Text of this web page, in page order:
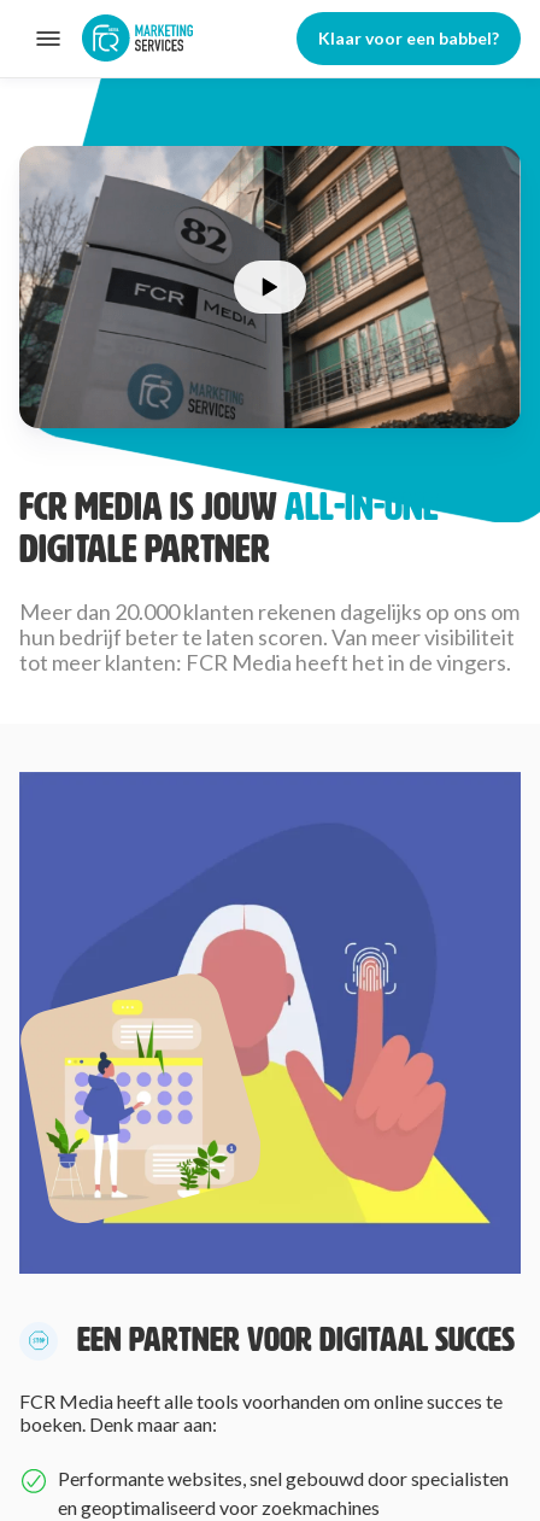
Klaar voor een babbel?
FCR Media is jouwall-in-one
digitale partner
Meer dan 20.000 klanten rekenen dagelijks op ons om
hun bedrijf beter te laten scoren. Van meer visibiliteit
tot meer klanten: FCR Media heeft het in de vingers.
EEN PARTNER VOOR DIGITAAL SUCCES
FCR Media heeft alle tools voorhanden om online succes te
boeken. Denk maar aan:
Performante websites, snel gebouwd door specialisten
en geoptimaliseerd voor zoekmachines